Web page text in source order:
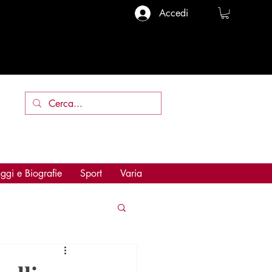
Accedi
e Biografie Sport Varia